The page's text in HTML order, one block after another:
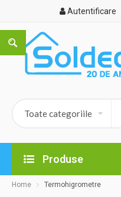
Autentificare
Produse
Home Termohigrometre